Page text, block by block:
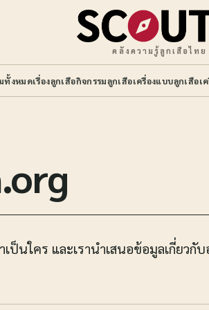
คลังความรู้ลูกเสือไทย
ทั้งหมดเรื่องลูกเสือกิจกรรมลูกเสือเครื่องแบบลูกเสือเ
ป็นใคร และเรานำเสนอข้อมูลเกี่ยวกับ